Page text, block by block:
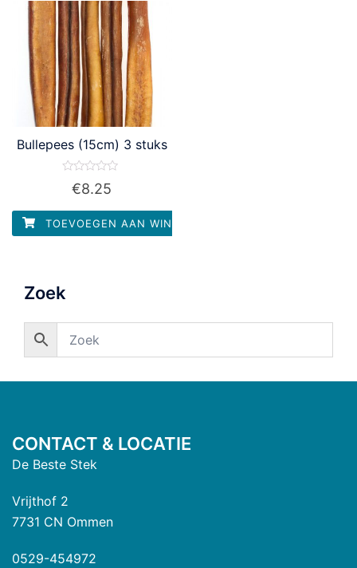
Bullepees (15cm) 3 stuks
Waardering
5
€8.25
TOEVOEGEN AAN WINKELWAGEN
Zoek
CONTACT & LOCATIE
De Beste Stek
Vrijthof 2
7731 CN Ommen
0529-454972